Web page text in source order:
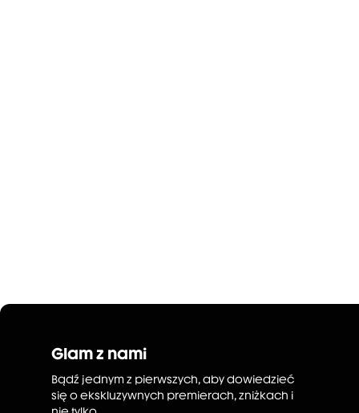
Glam z nami
Bądź jednym z pierwszych, aby dowiedzieć
się o ekskluzywnych premierach, zniżkach i